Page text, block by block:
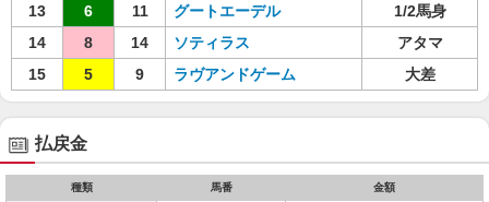
13
6 11 グートエーデル
1/2馬身
14
8 14 ソティラス
アタマ
15
5 9 ラヴアンドゲーム 大差
払戻金
種類 馬番 金額